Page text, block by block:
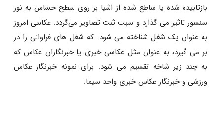
بازتابیده شده یا ساطع شده از اشیا بر روی سطح حساس به نور
سنسور تاثیر می ‌گذارد و سبب ثبت تصاویر می‌گردد. عکاسی امروز
به عنوان یک شغل شناخته می شود. که شغل های فراوانی را در
بر می گیرد، به عنوان مثل عکاسی خبری یا خبرنگاران عکاس که
به چند زیر شاخه تقسیم می شود. برای نمونه خبرنگار عکاس
ورزشی و خبرنگار عکاس خبری واحد سیما.